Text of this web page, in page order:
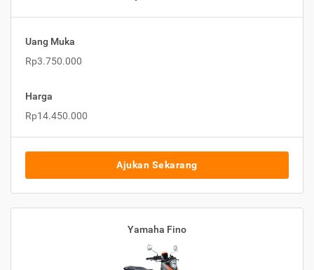
Uang Muka
Rp3.750.000
Harga
Rp14.450.000
Ajukan Sekarang
Yamaha Fino